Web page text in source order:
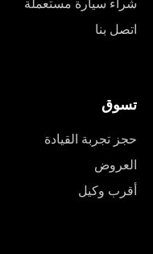
شراء سيارة مستعملة
اتصل بنا
تسوق
حجز تجربة القيادة
العروض
أقرب وكيل